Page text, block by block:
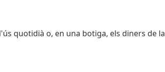
quotidià o, en una botiga, els diners de la